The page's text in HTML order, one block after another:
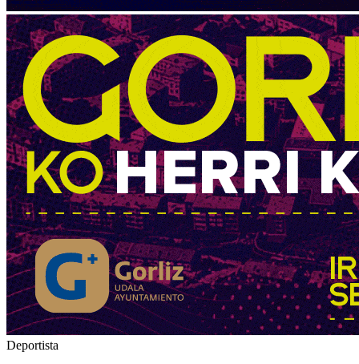
Deportista